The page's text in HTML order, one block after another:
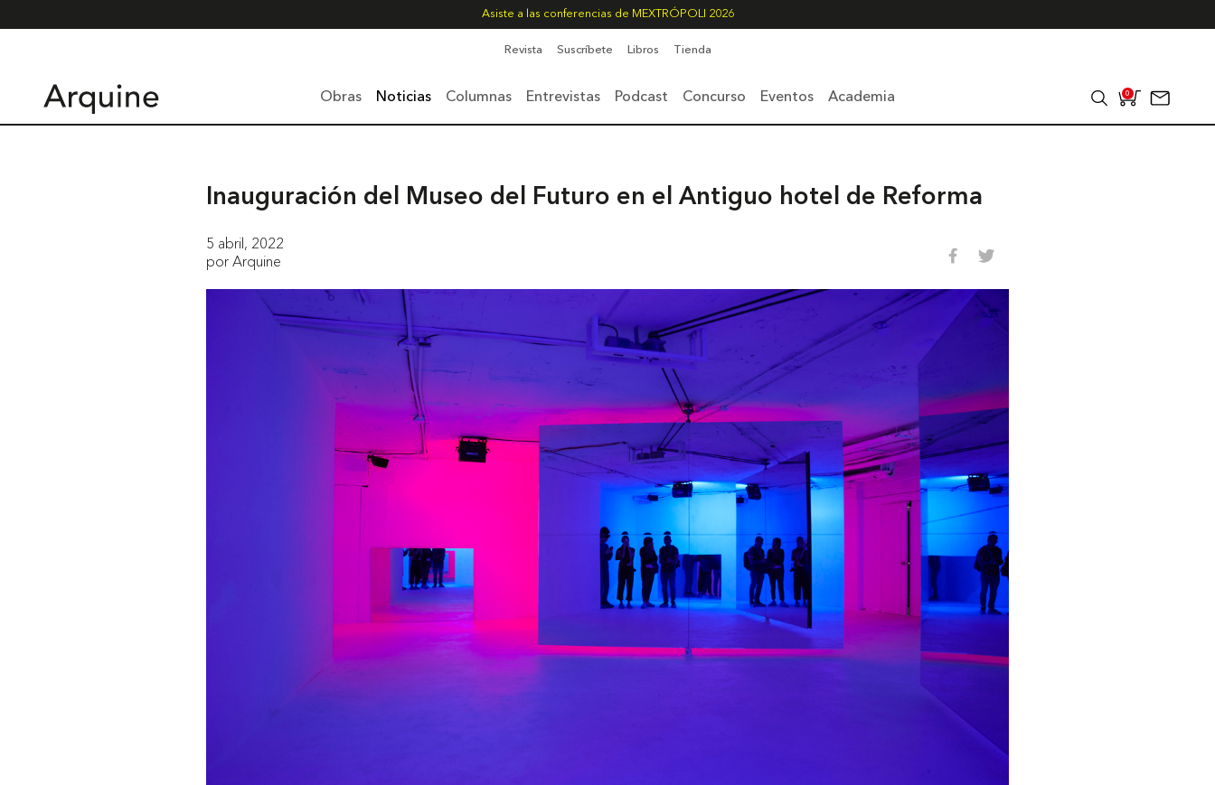
Asiste a las conferencias de MEXTRÓPOLI 2026
Revista Suscríbete Libros Tienda
Obras Noticias Columnas Entrevistas Podcast Concurso Eventos Academia 0
Inauguración del Museo del Futuro en el Antiguo hotel de Reforma
5 abril, 2022
por Arquine